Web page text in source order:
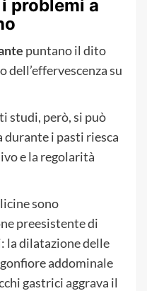
problemi a
puntano il dito
su
studi, però, si può
durante i pasti riesca
e la regolarità
sono
preesistente di
la dilatazione delle
addominale
gastrici aggrava il